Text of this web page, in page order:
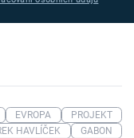
EVROPA
PROJEKT
HAVLÍČEK
GABON